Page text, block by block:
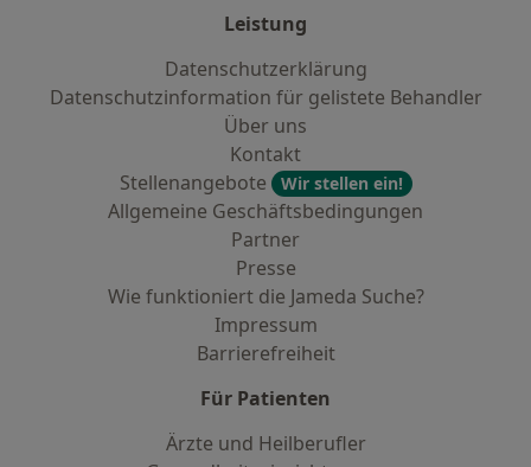
Leistung
Datenschutzerklärung
Datenschutzinformation für gelistete Behandler
Über uns
Kontakt
Stellenangebote
Wir stellen ein!
Allgemeine Geschäftsbedingungen
Partner
Presse
Wie funktioniert die Jameda Suche?
Impressum
Barrierefreiheit
Für Patienten
Ärzte und Heilberufler